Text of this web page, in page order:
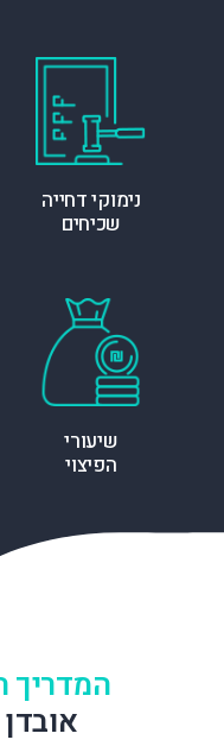
נימוקי דחייה
שכיחים
שיעורי
הפיצוי
המדריך